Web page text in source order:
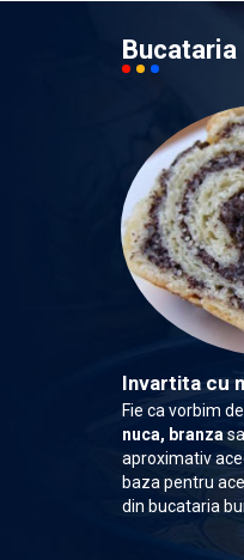
Invartita cu
Fie ca vorbim de
nuca, branza
aproximativ
baza pentru
din bucataria